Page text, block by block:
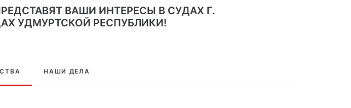
ВАШИ ИНТЕРЕСЫ В СУДАХ Г.
УДМУРТСКОЙ РЕСПУБЛИКИ!
НАШИ ДЕЛА